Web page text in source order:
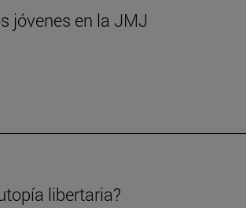
jóvenes en la JMJ
libertaria?